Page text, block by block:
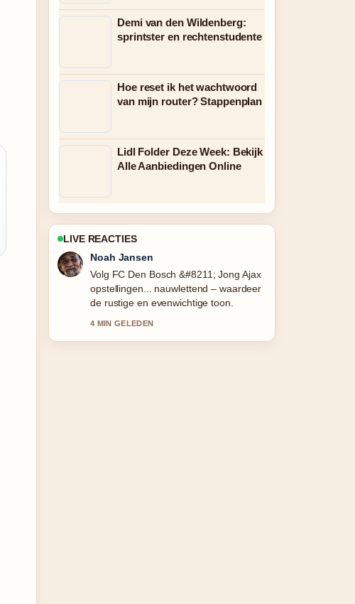
Demi van den Wildenberg:
sprintster en rechtenstudente
Hoe reset ik het wachtwoord
van mijn router? Stappenplan
Lidl Folder Deze Week: Bekijk
Alle Aanbiedingen Online
LIVE REACTIES
Lotte de Boer
Nuttige context bij Beste empanada
tucumana in de buurt: zo.... Houd deze
live-updates alsjeblieft gaande.
6 MIN GELEDEN